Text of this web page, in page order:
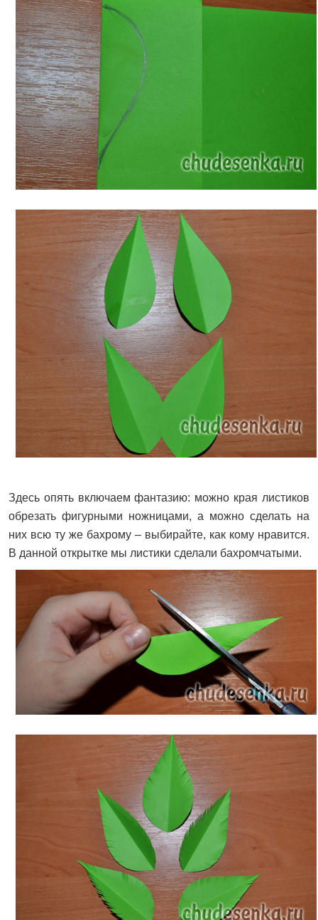
Здесь опять включаем фантазию: можно края листиков
обрезать фигурными ножницами, а можно сделать на
них всю ту же бахрому – выбирайте, как кому нравится.
В данной открытке мы листики сделали бахромчатыми.